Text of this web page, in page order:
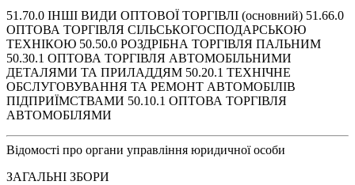
51.70.0 ІНШІ ВИДИ ОПТОВОЇ ТОРГІВЛІ (основний) 51.66.0
ОПТОВА ТОРГІВЛЯ СІЛЬСЬКОГОСПОДАРСЬКОЮ
ТЕХНІКОЮ 50.50.0 РОЗДРІБНА ТОРГІВЛЯ ПАЛЬНИМ
50.30.1 ОПТОВА ТОРГІВЛЯ АВТОМОБІЛЬНИМИ
ДЕТАЛЯМИ ТА ПРИЛАДДЯМ 50.20.1 ТЕХНІЧНЕ
ОБСЛУГОВУВАННЯ ТА РЕМОНТ АВТОМОБІЛІВ
ПІДПРИЇМСТВАМИ 50.10.1 ОПТОВА ТОРГІВЛЯ
АВТОМОБІЛЯМИ
Відомості про органи управління юридичної особи
ЗАГАЛЬНІ ЗБОРИ